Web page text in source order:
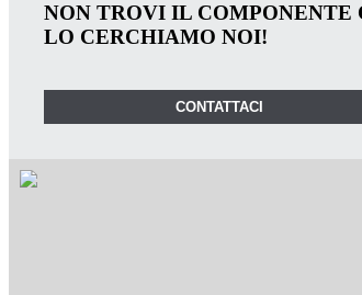
NON TROVI IL COMPONENTE
LO CERCHIAMO NOI!
CONTATTACI